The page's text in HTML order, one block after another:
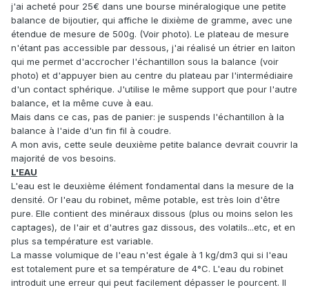
j'ai acheté pour 25€ dans une bourse minéralogique une petite
balance de bijoutier, qui affiche le dixième de gramme, avec une
étendue de mesure de 500g. (Voir photo). Le plateau de mesure
n'étant pas accessible par dessous, j'ai réalisé un étrier en laiton
qui me permet d'accrocher l'échantillon sous la balance (voir
photo) et d'appuyer bien au centre du plateau par l'intermédiaire
d'un contact sphérique. J'utilise le même support que pour l'autre
balance, et la même cuve à eau.
Mais dans ce cas, pas de panier: je suspends l'échantillon à la
balance à l'aide d'un fin fil à coudre.
A mon avis, cette seule deuxième petite balance devrait couvrir la
majorité de vos besoins.
L'EAU
L'eau est le deuxième élément fondamental dans la mesure de la
densité. Or l'eau du robinet, même potable, est très loin d'être
pure. Elle contient des minéraux dissous (plus ou moins selon les
captages), de l'air et d'autres gaz dissous, des volatils...etc, et en
plus sa température est variable.
La masse volumique de l'eau n'est égale à 1 kg/dm3 qui si l'eau
est totalement pure et sa température de 4°C. L'eau du robinet
introduit une erreur qui peut facilement dépasser le pourcent. Il